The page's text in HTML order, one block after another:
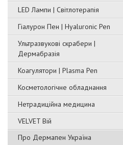
LED Лампи | Світлотерапія
Гіалурон Пен | Hyaluronic Pen
Ультразвукові скрабери |
Дермабразія
Коагулятори | Plasma Pen
Косметологічне обладнання
Нетрадиційна медицина
VELVET Вій
Про Дермапен Україна